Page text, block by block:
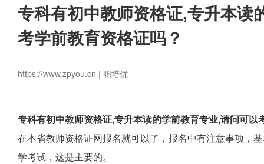
专科有初中教师资格证,专升本读
考学前教育资格证吗？
https://www.zpyou.cn | 职培优
专科有初中教师资格证,专升本读的学前教育专业,请问可以
在本省教师资格证网报名就可以了，报名中有注意事项，
学考试，这是主要的。